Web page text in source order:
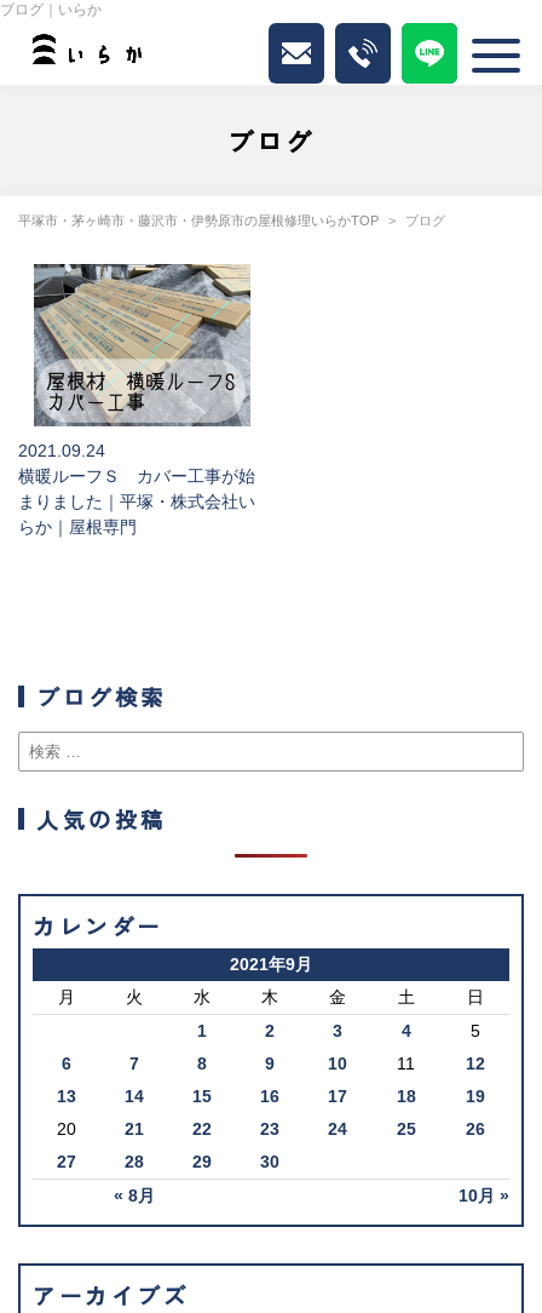
ブログ｜いらか
ブログ
平塚市・茅ヶ崎市・藤沢市・伊勢原市の屋根修理いらかTOP ブログ
2021.09.24
横暖ルーフＳ カバー工事が始
まりました｜平塚・株式会社い
らか｜屋根専門
ブログ検索
人気の投稿
カレンダー
2021年9月
月
火 水 木 金 土 日
« 8月 10月 »
1 2 3 4
5
6
7 8 9 10 11
12
13
14 15 16 17 18
19
20
21 22 23 24 25
26
27
28 29 30
アーカイブズ